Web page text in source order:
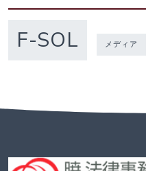
F-SOL メディア